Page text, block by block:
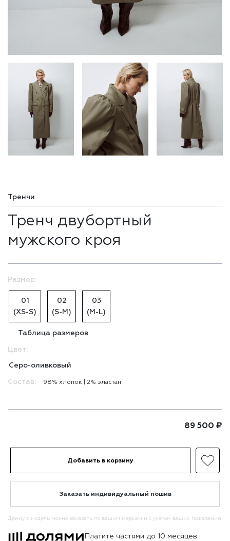
Тренчи
Тренч двубортный
мужского кроя
Размер:
01
(XS-S)
02
(S-M)
03
(M-L)
Таблица размеров
Цвет:
Серо-оливковый
Состав: 98% хлопоĸ | 2% эластан
89 500 ₽
Добавить в корзину
Заказать индивидуальный пошив
Данную модель можно заказать по вашим меркам и с учётом ваших пожеланий
Платите частями до 10 месяцев